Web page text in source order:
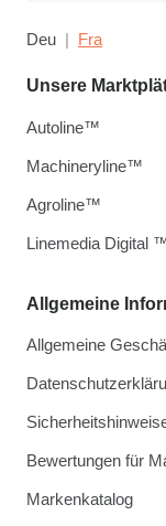
Deu Fra
Allgemeine
Allgemeine
Bewertungen für
Markenkatalog
Unsere
Autoline™
Machineryline™
Agroline™
Linemedia Digital